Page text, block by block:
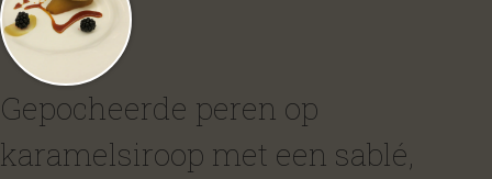
Gepocheerde peren op
karamelsiroop met een sablé,